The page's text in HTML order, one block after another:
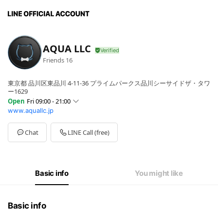
AQUA LLC
Friends 16
東京都 品川区東品川 4-11-36 プライムパークス品川シーサイドザ・タワ
ー1629
Open Fri 09:00 - 21:00
Sun09:00 - 21:00
Mon09:00 - 21:00
Tue09:00 - 21:00
Wed09:00 - 21:00
09:00 - 21:00
www.aquallc.jp
Chat LINE Call (free)
Basic info You might like
Basic info